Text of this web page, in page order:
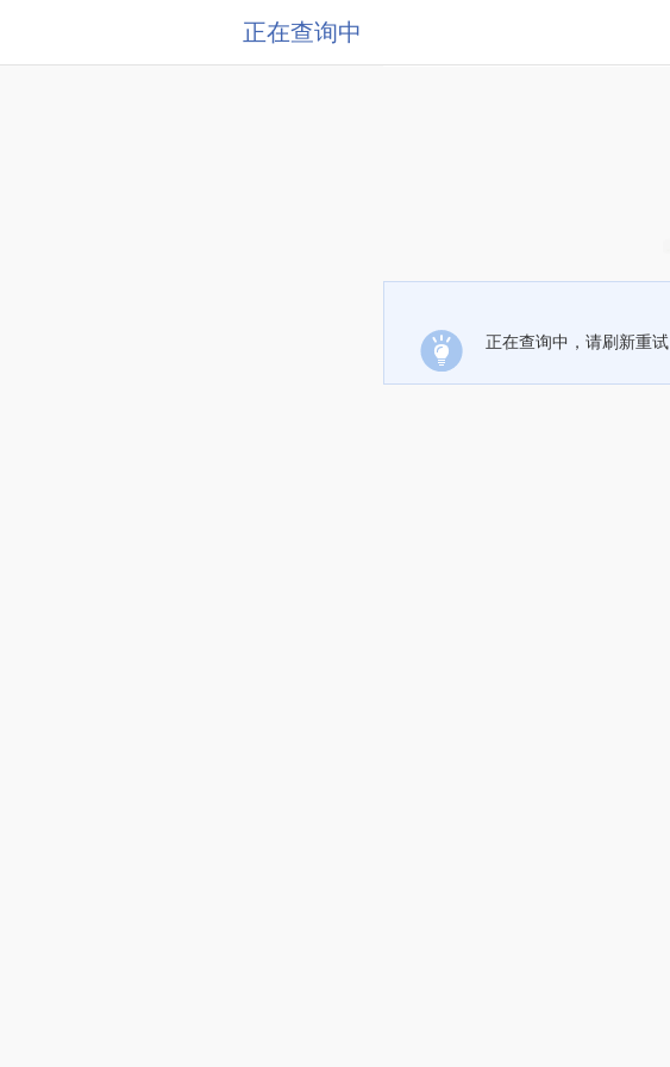
正在查询中
正在查询中，请刷新重试